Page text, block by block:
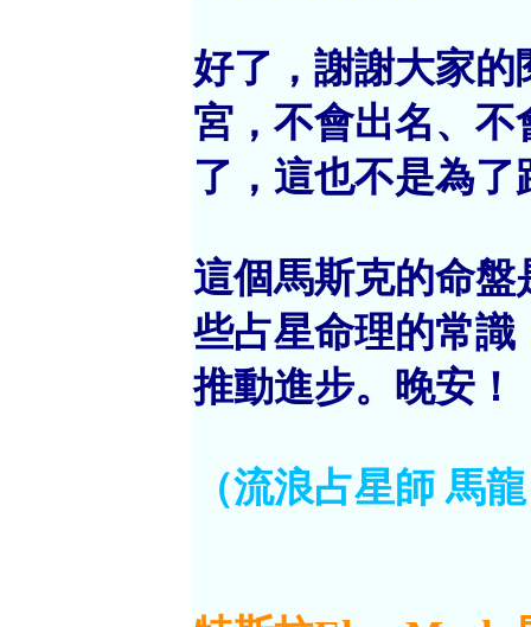
好了，謝謝大家的
宮，不會出名、
了，這也不是為了
這個馬斯克的命
些占星命理的常識
推動進步。晚安！
（流浪占星師 馬